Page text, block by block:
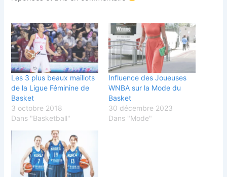
Les 3 plus beaux maillots
de la Ligue Féminine de
Basket
3 octobre 2018
Dans "Basketball"
Influence des Joueuses
WNBA sur la Mode du
Basket
30 décembre 2023
Dans "Mode"